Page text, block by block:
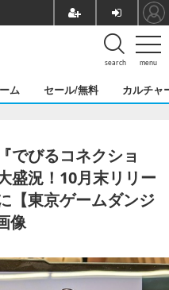
menu
search
ム セール/無料 カルチャ
でびるコネクショ
盛況！10月末リリー
【東京ゲームダンジ
像